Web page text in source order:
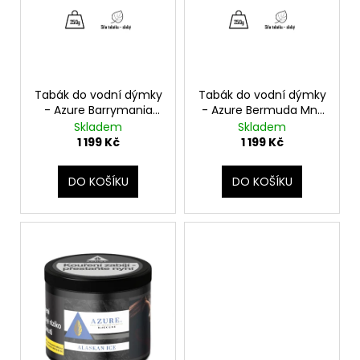
Tabák do vodní dýmky
- Azure Barrymania
250g Gold line
Skladem
1 199 Kč
DO KOŠÍKU
Tabák do vodní dýmky
- Azure Bermuda Mnt
250g Gold line
Skladem
1 199 Kč
DO KOŠÍKU